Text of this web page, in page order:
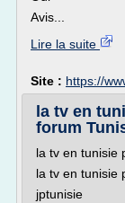
Avis...
Lire la suite
Site : https://
la tv en
forum
la tv en tunisie
la tv en tunisie
jptunisie